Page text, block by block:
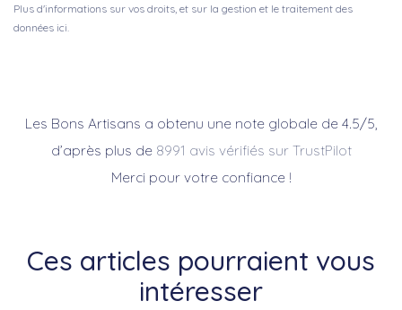
Plus d'informations sur vos droits, et sur la gestion et le traitement des
données ici.
Les Bons Artisans a obtenu une note globale de 4.5/5,
d’après plus de 8991 avis vérifiés sur TrustPilot
Merci pour votre confiance !
Ces articles pourraient vous
intéresser